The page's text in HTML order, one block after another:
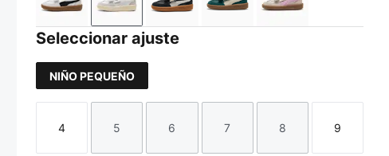
PUMA White-Vapor Gray-Gum
PUMA White-Cool Light Gray-Sugared
PUMA Black-Feather Gray-Gum
Dark Green-Alpine Snow
Silver Fog-
Seleccionar ajuste
NIÑO PEQUEÑO
Talla
4
Talla
5
Talla
6
Talla
7
Talla
8
Talla
9